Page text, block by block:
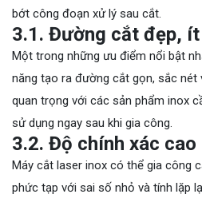
bớt công đoạn xử lý sau cắt.
3.1. Đường cắt đẹp,
Một trong những ưu điểm nổi bật
năng tạo ra đường cắt gọn, sắc nét
quan trọng với các sản phẩm inox
sử dụng ngay sau khi gia công.
3.2. Độ chính xác cao
Máy cắt laser inox có thể gia công
phức tạp với sai số nhỏ và tính lặp